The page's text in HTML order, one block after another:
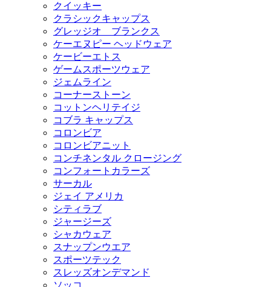
クイッキー
クラシックキャップス
グレッジオ ブランクス
ケーエヌピー ヘッドウェア
ケービーエトス
ゲームスポーツウェア
ジェムライン
コーナーストーン
コットンヘリテイジ
コブラ キャップス
コロンビア
コロンビアニット
コンチネンタル クロージング
コンフォートカラーズ
サーカル
ジェイ アメリカ
シティラブ
ジャージーズ
シャカウェア
スナップンウエア
スポーツテック
スレッズオンデマンド